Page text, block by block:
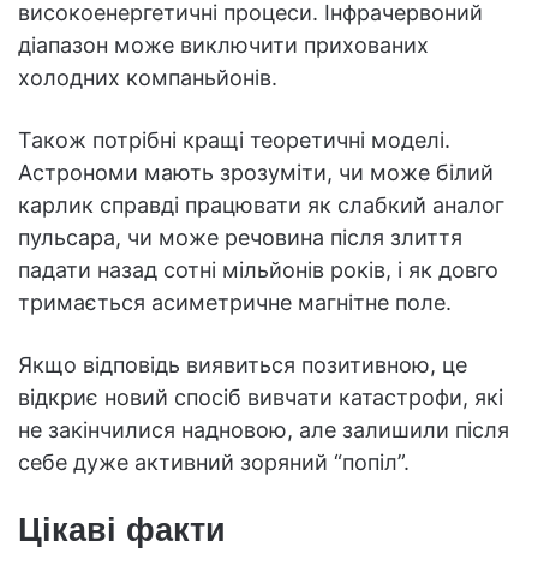
високоенергетичні процеси. Інфрачервоний
діапазон може виключити прихованих
холодних компаньйонів.
Також потрібні кращі теоретичні моделі.
Астрономи мають зрозуміти, чи може білий
карлик справді працювати як слабкий аналог
пульсара, чи може речовина після злиття
падати назад сотні мільйонів років, і як довго
тримається асиметричне магнітне поле.
Якщо відповідь виявиться позитивною, це
відкриє новий спосіб вивчати катастрофи, які
не закінчилися надновою, але залишили після
себе дуже активний зоряний “попіл”.
Цікаві факти